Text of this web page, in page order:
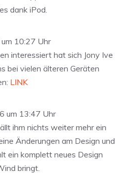
dank iPod.
10:27 Uhr
interessiert hat sich Jony Ive
bei vielen älteren Geräten
LINK
um 13:47 Uhr
ihm nichts weiter mehr ein
Änderungen am Design und
ein komplett neues Design
bringt.